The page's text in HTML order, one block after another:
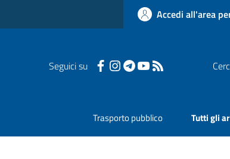
Accedi all'area
Seguici su
Trasporto pubblico Tutti gli